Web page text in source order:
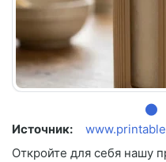
Источник:
Откройте для себя нашу